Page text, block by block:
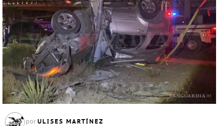
por ULISES MARTÍNEZ